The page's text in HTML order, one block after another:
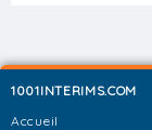
1001INTERIMS.COM
Accueil